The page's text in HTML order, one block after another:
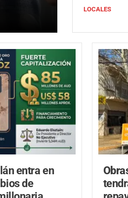
LOCALES
entra en
de